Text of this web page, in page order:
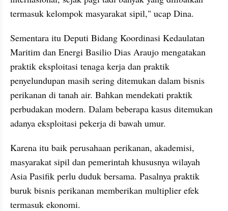
termasuk kelompok masyarakat sipil," ucap Dina.
Sementara itu Deputi Bidang Koordinasi Kedaulatan
Maritim dan Energi Basilio Dias Araujo mengatakan
praktik eksploitasi tenaga kerja dan praktik
penyelundupan masih sering ditemukan dalam bisnis
perikanan di tanah air. Bahkan mendekati praktik
perbudakan modern. Dalam beberapa kasus ditemukan
adanya eksploitasi pekerja di bawah umur.
Karena itu baik perusahaan perikanan, akademisi,
masyarakat sipil dan pemerintah khususnya wilayah
Asia Pasifik perlu duduk bersama. Pasalnya praktik
buruk bisnis perikanan memberikan multiplier efek
termasuk ekonomi.